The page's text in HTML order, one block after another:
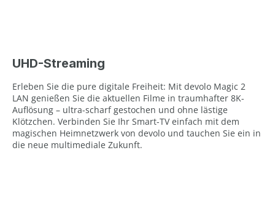
UHD-Streaming
Erleben Sie die pure digitale Freiheit: Mit devolo Magic 2
LAN genießen Sie die aktuellen Filme in traumhafter 8K-
Auflösung – ultra-scharf gestochen und ohne lästige
Klötzchen. Verbinden Sie Ihr Smart-TV einfach mit dem
magischen Heimnetzwerk von devolo und tauchen Sie ein in
die neue multimediale Zukunft.